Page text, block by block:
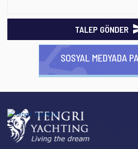
TALEP GÖNDER
SOSYAL MEDYADA